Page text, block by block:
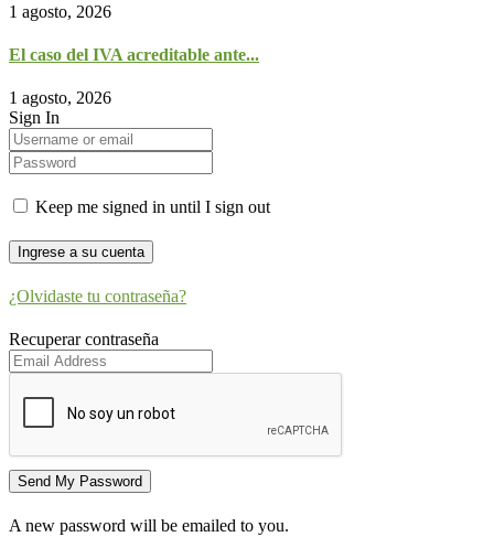
1 agosto, 2026
El caso del IVA acreditable ante...
1 agosto, 2026
Sign In
Keep me signed in until I sign out
¿Olvidaste tu contraseña?
Recuperar contraseña
A new password will be emailed to you.